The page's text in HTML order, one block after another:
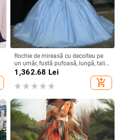
Rochie de mireasă cu decolteu pe
un umăr, fustă pufoasă, lungă, talie
înaltă, material poliester
1,362.68 Lei
add_shopping_cart